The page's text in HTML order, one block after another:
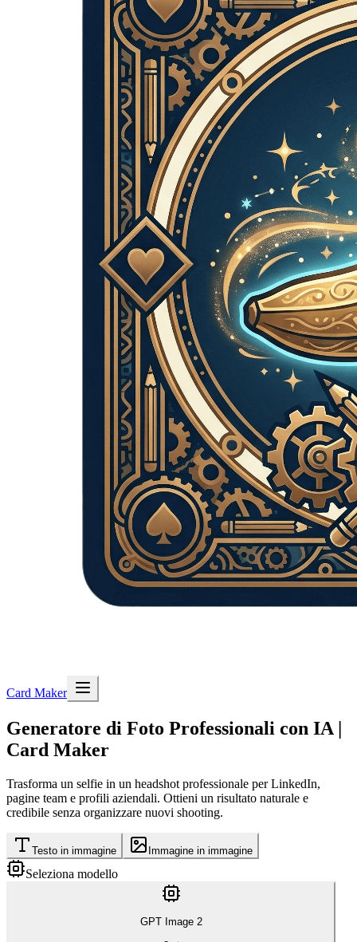
Card Maker
Generatore di Foto Professionali con IA |
Card Maker
Trasforma un selfie in un headshot professionale per LinkedIn,
pagine team e profili aziendali. Ottieni un risultato naturale e
credibile senza organizzare nuovi shooting.
Testo in immagine Immagine in immagine
Seleziona modello
GPT Image 2